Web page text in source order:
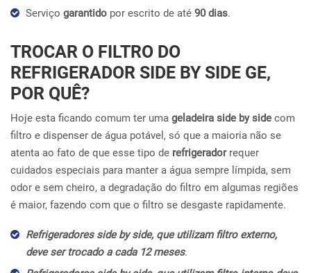
Serviço garantido por escrito de até 90 dias.
TROCAR O FILTRO DO
REFRIGERADOR SIDE BY SIDE GE,
POR QUÊ?
Hoje esta ficando comum ter uma geladeira side by side com
filtro e dispenser de água potável, só que a maioria não se
atenta ao fato de que esse tipo de refrigeradorrequer
cuidados especiais para manter a água sempre límpida, sem
odor e sem cheiro, a degradação do filtro em algumas regiões
é maior, fazendo com que o filtro se desgaste rapidamente.
Refrigeradores side by side, que utilizam filtro externo,
deve ser trocado a cada 12 meses.